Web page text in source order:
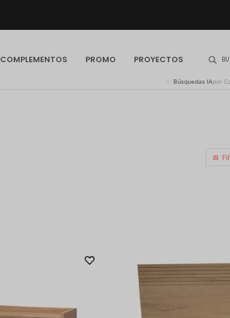
COMPLEMENTOS PROMO PROYECTOS
Búsquedas IApor